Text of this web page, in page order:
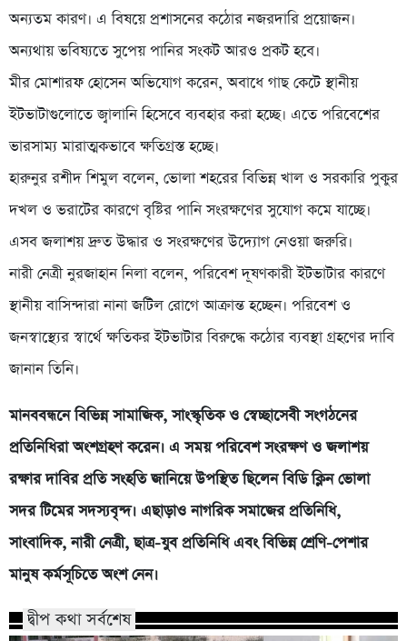
অন্যতম কারণ। এ বিষয়ে প্রশাসনের কঠোর নজরদারি প্রয়োজন।
অন্যথায় ভবিষ্যতে সুপেয় পানির সংকট আরও প্রকট হবে।
মীর মোশারফ হোসেন অভিযোগ করেন, অবাধে গাছ কেটে স্থানীয়
ইটভাটাগুলোতে জ্বালানি হিসেবে ব্যবহার করা হচ্ছে। এতে পরিবেশের
ভারসাম্য মারাত্মকভাবে ক্ষতিগ্রস্ত হচ্ছে।
হারুনুর রশীদ শিমুল বলেন, ভোলা শহরের বিভিন্ন খাল ও সরকারি পুকুর
দখল ও ভরাটের কারণে বৃষ্টির পানি সংরক্ষণের সুযোগ কমে যাচ্ছে।
এসব জলাশয় দ্রুত উদ্ধার ও সংরক্ষণের উদ্যোগ নেওয়া জরুরি।
নারী নেত্রী নুরজাহান নিলা বলেন, পরিবেশ দূষণকারী ইটভাটার কারণে
স্থানীয় বাসিন্দারা নানা জটিল রোগে আক্রান্ত হচ্ছেন। পরিবেশ ও
জনস্বাস্থ্যের স্বার্থে ক্ষতিকর ইটভাটার বিরুদ্ধে কঠোর ব্যবস্থা গ্রহণের দাবি
জানান তিনি।
মানববন্ধনে বিভিন্ন সামাজিক, সাংস্কৃতিক ও স্বেচ্ছাসেবী সংগঠনের
প্রতিনিধিরা অংশগ্রহণ করেন। এ সময় পরিবেশ সংরক্ষণ ও জলাশয়
রক্ষার দাবির প্রতি সংহতি জানিয়ে উপস্থিত ছিলেন বিডি ক্লিন ভোলা
সদর টিমের সদস্যবৃন্দ। এছাড়াও নাগরিক সমাজের প্রতিনিধি,
সাংবাদিক, নারী নেত্রী, ছাত্র-যুব প্রতিনিধি এবং বিভিন্ন শ্রেণি-পেশার
মানুষ কর্মসূচিতে অংশ নেন।
দ্বীপ কথা সর্বশেষ